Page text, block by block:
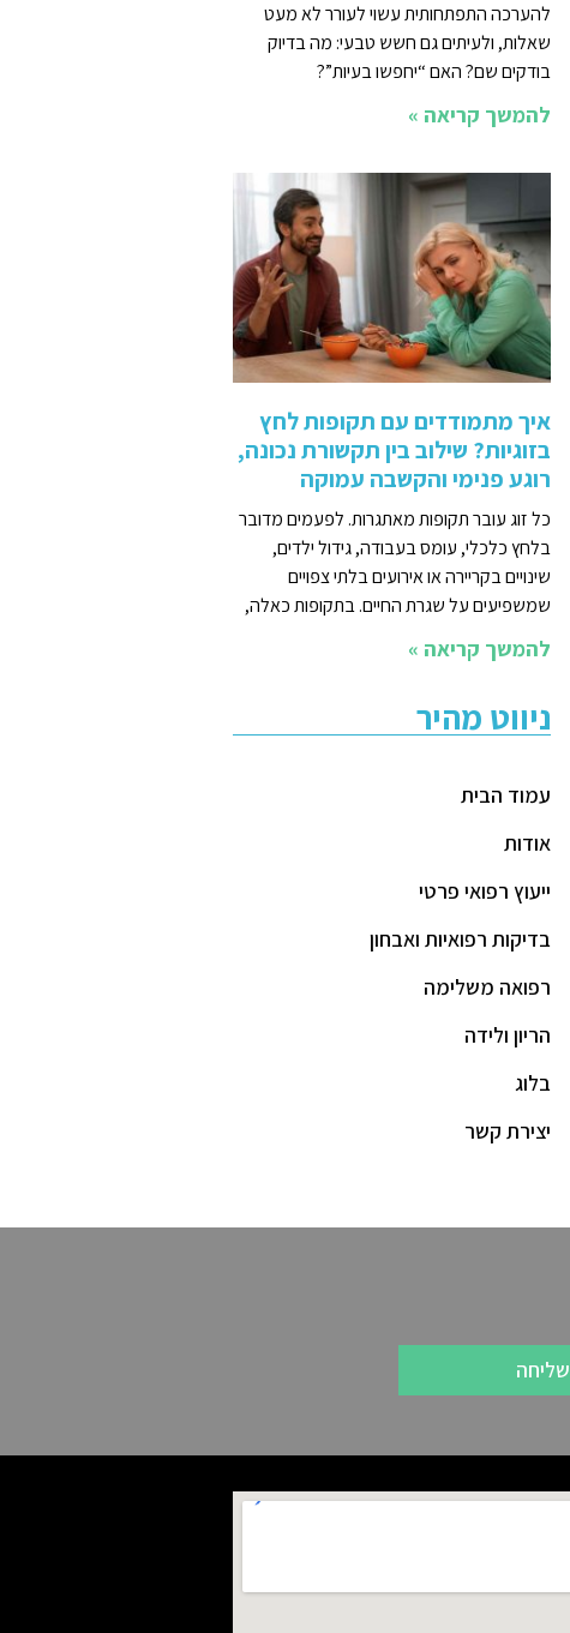
להערכה התפתחותית עשוי לעורר לא מעט
שאלות, ולעיתים גם חשש טבעי: מה בדיוק
בודקים שם? האם “יחפשו בעיות”?
להמשך קריאה »
איך מתמודדים עם תקופות לחץ
בזוגיות? שילוב בין תקשורת נכונה,
רוגע פנימי והקשבה עמוקה
כל זוג עובר תקופות מאתגרות. לפעמים מדובר
בלחץ כלכלי, עומס בעבודה, גידול ילדים,
שינויים בקריירה או אירועים בלתי צפויים
שמשפיעים על שגרת החיים. בתקופות כאלה,
להמשך קריאה »
ניווט מהיר
עמוד הבית
אודות
ייעוץ רפואי פרטי
בדיקות רפואיות ואבחון
רפואה משלימה
הריון ולידה
בלוג
יצירת קשר
שליחה